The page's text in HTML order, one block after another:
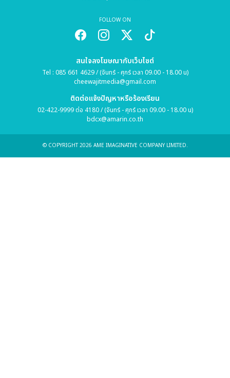
FOLLOW ON
สนใจลงโฆษณากับเว็บไซต์
Tel : 085 661 4629 / (จันทร์ - ศุกร์ เวลา 09.00 - 18.00 น)
cheewajitmedia@gmail.com
ติดต่อแจ้งปัญหาหรือร้องเรียน
02-422-9999 ต่อ 4180 / (จันทร์ - ศุกร์ เวลา 09.00 - 18.00 น)
bdcx@amarin.co.th
© COPYRIGHT 2026 AME IMAGINATIVE COMPANY LIMITED.